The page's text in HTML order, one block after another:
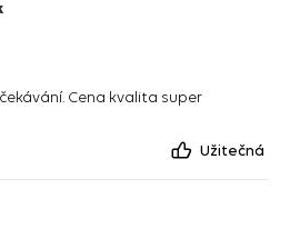
Cena kvalita super
Užitečná